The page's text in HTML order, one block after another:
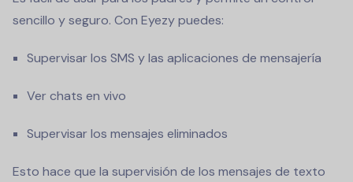
sencillo y seguro. Con Eyezy puedes:
Supervisar los SMS y las aplicaciones de mensajería
Ver chats en vivo
Supervisar los mensajes eliminados
Esto hace que la supervisión de los mensajes de texto